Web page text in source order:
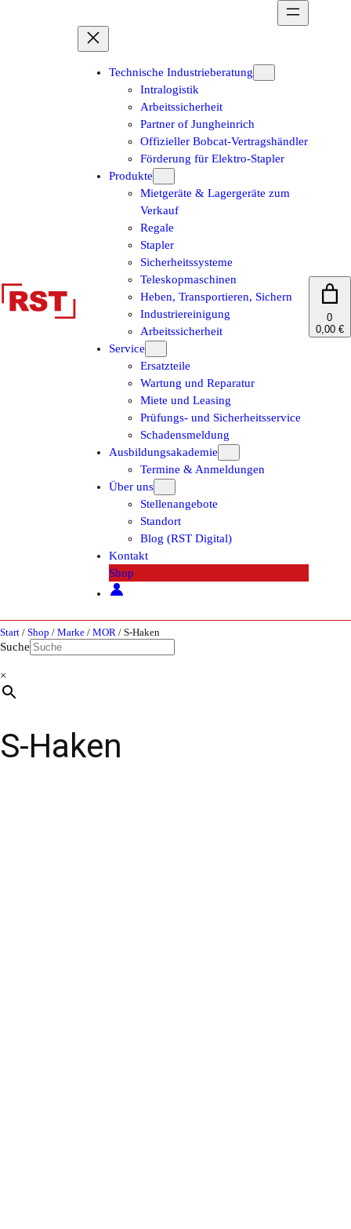
Technische Industrieberatung
Intralogistik
Arbeitssicherheit
Partner of Jungheinrich
Offizieller Bobcat-Vertragshändler
Förderung für Elektro-Stapler
Produkte
Mietgeräte & Lagergeräte zum
Verkauf
Regale
Stapler
Sicherheitssysteme
Teleskopmaschinen
Heben, Transportieren, Sichern
Industriereinigung
Arbeitssicherheit
Service
Ersatzteile
Wartung und Reparatur
Miete und Leasing
Prüfungs- und Sicherheitsservice
Schadensmeldung
Ausbildungsakademie
Termine & Anmeldungen
Über uns
Stellenangebote
Standort
Blog (RST Digital)
Kontakt
Shop
0
0,00 €
Start / Shop / Marke / MOR / S-Haken
Suche
×
S-Haken